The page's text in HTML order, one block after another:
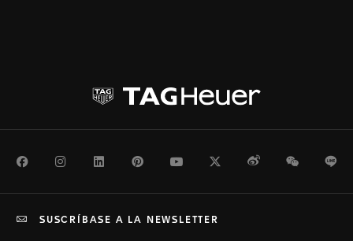
FacebookInstagramLinkedInPinterestYoutubeTwitterWeiboWeChat
SUSCRÍBASE A LA NEWSLETTER